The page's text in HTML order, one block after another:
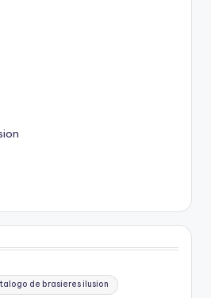
de brasieres ilusion